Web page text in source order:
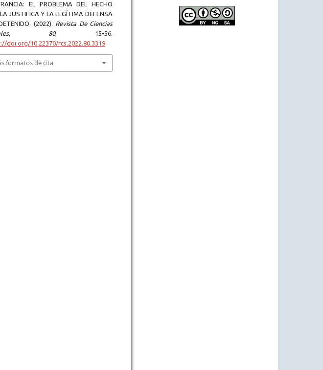
EL PROBLEMA DEL HECHO
JUSTIFICA Y LA LEGÍTIMA DEFENSA
(2022). Revista De Ciencias
, 80, 15-56.
doi.org/10.22370/rcs.2022.80.3319
formatos de cita